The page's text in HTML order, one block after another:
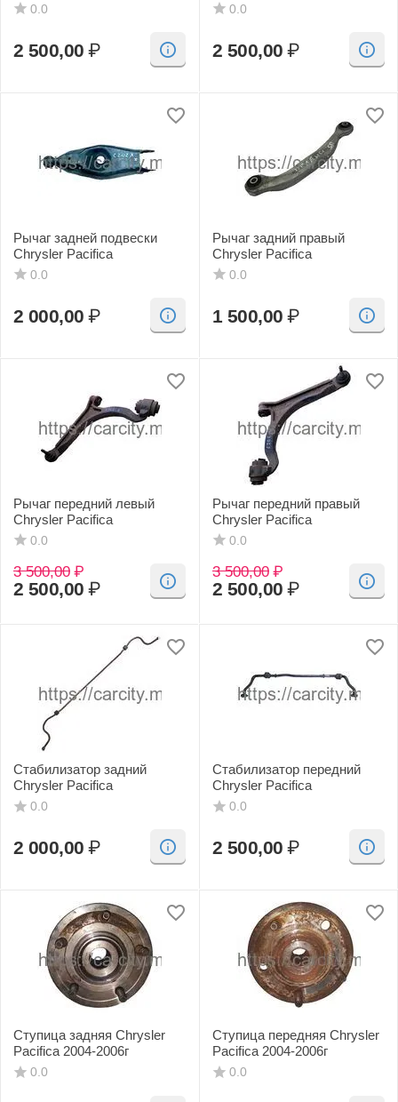
0.0
2 500,00 ₽
0.0
2 500,00 ₽
Рычаг задней подвески
Chrysler Pacifica
0.0
2 000,00 ₽
Рычаг задний правый
Chrysler Pacifica
0.0
1 500,00 ₽
Рычаг передний левый
Chrysler Pacifica
0.0
3 500,00 ₽
2 500,00 ₽
Рычаг передний правый
Chrysler Pacifica
0.0
3 500,00 ₽
2 500,00 ₽
Стабилизатор задний
Chrysler Pacifica
0.0
2 000,00 ₽
Стабилизатор передний
Chrysler Pacifica
0.0
2 500,00 ₽
Ступица задняя Chrysler
Pacifica 2004-2006г
0.0
Ступица передняя Chrysler
Pacifica 2004-2006г
0.0